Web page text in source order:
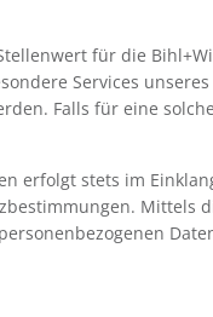
für die
Services
Falls für eine
erfolgt stets im
Mittels